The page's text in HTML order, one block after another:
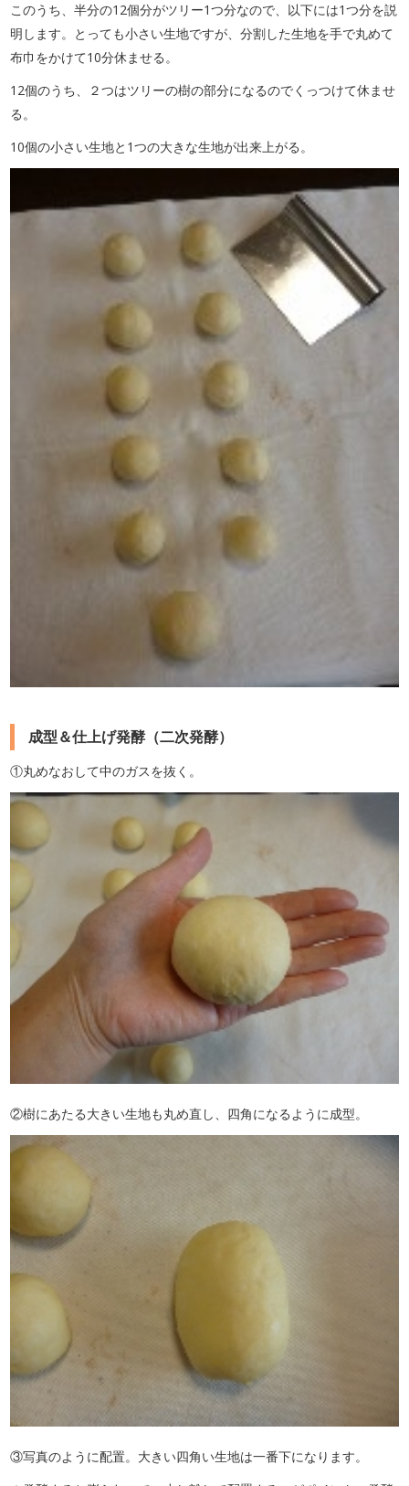
このうち、半分の12個分がツリー1つ分なので、以下には1つ分を説
明します。とっても小さい生地ですが、分割した生地を手で丸めて
布巾をかけて10分休ませる。
12個のうち、２つはツリーの樹の部分になるのでくっつけて休ませ
る。
10個の小さい生地と1つの大きな生地が出来上がる。
成型＆仕上げ発酵（二次発酵）
①丸めなおして中のガスを抜く。
②樹にあたる大きい生地も丸め直し、四角になるように成型。
③写真のように配置。大きい四角い生地は一番下になります。